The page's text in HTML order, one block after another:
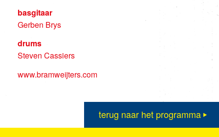
basgitaar
Gerben Brys
drums
Steven Cassiers
www.bramweijters.com
terug naar het programma